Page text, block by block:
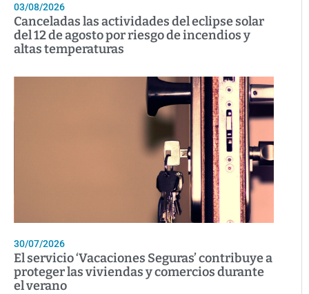
03/08/2026
Canceladas las actividades del eclipse solar
del 12 de agosto por riesgo de incendios y
altas temperaturas
30/07/2026
El servicio ‘Vacaciones Seguras’ contribuye a
proteger las viviendas y comercios durante
el verano